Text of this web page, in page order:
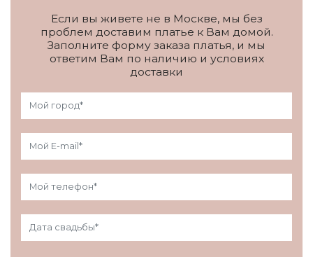
Если вы живете не в Москве, мы без
проблем доставим платье к Вам домой.
Заполните форму заказа платья, и мы
ответим Вам по наличию и условиях
доставки